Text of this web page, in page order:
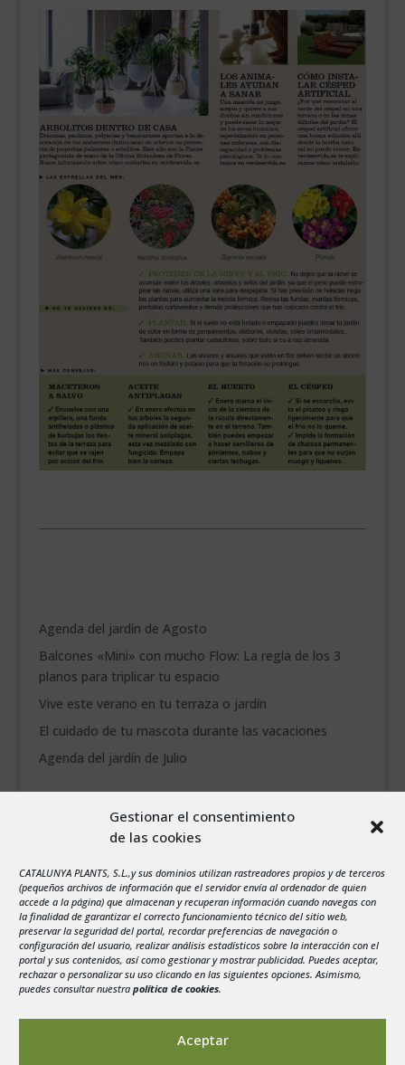
Gestionar el consentimiento
de las cookies
CATALUNYA PLANTS, S.L.,y sus dominios utilizan rastreadores propios y de terceros
(pequeños archivos de información que el servidor envía al ordenador de quien
accede a la página) que almacenan y recuperan información cuando navegas con
la finalidad de garantizar el correcto funcionamiento técnico del sitio web,
preservar la seguridad del portal, recordar preferencias de navegación o
configuración del usuario, realizar análisis estadísticos sobre la interacción con el
portal y sus contenidos, así como gestionar y mostrar publicidad. Puedes aceptar,
rechazar o personalizar su uso clicando en las siguientes opciones. Asimismo,
puedes consultar nuestra política de cookies.
Aceptar
Agenda del jardín de Agosto
Balcones «Mini» con mucho Flow: La regla de los 3
planos para triplicar tu espacio
Vive este verano en tu terraza o jardín
El cuidado de tu mascota durante las vacaciones
Agenda del jardín de Julio
X J V S
3
4 5 6 7 8
9
10
11 12 13 14 15
16
17
18 19 20 21 22
23
24
25 26 27 28 29
30
31